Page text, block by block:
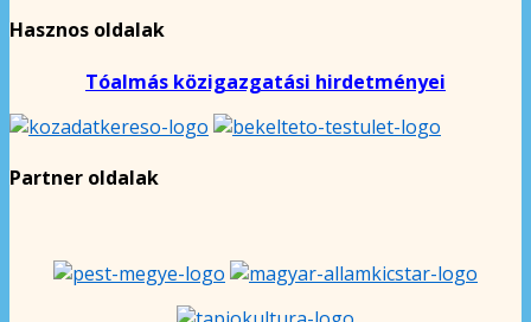
Hasznos oldalak
Tóalmás közigazgatási hirdetményei
Partner oldalak